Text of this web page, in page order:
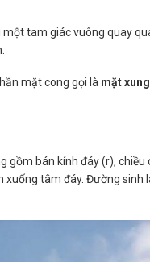
tam giác vuông quay
mặt cong gọi là mặt
gồm bán kính đáy (r),
tâm đáy. Đường sinh